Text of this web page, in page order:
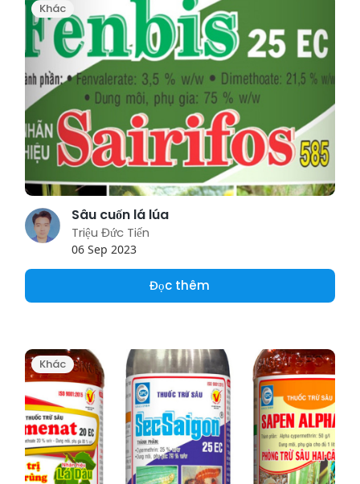
Khác
Sâu cuốn lá lúa
Triệu Đức Tiến
06 Sep 2023
Đọc thêm
Khác